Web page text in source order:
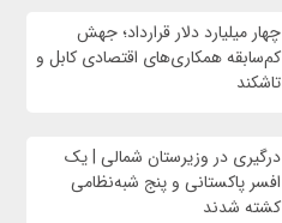
چهار میلیارد دلار قرارداد؛ جهش
کم‌سابقه همکاری‌های اقتصادی کابل و
تاشکند
درگیری در وزیرستان شمالی | یک
افسر پاکستانی و پنج شبه‌نظامی
کشته شدند